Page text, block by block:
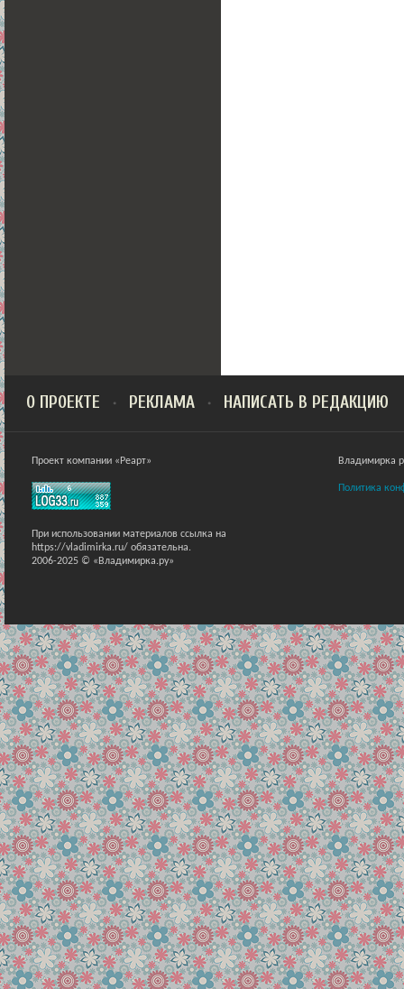
О ПРОЕКТЕ РЕКЛАМА НАПИСАТЬ В РЕДАКЦИЮ
Проект компании «Реарт»
При использовании материалов ссылка на
https://vladimirka.ru/ обязательна.
2006-2025 © «Владимирка.ру»
Владимирка
Политика